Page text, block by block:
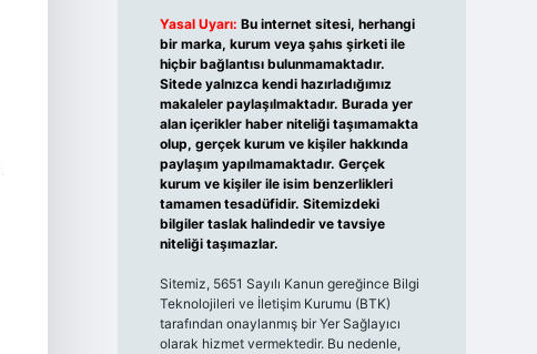
Yasal Uyarı: Bu internet sitesi, herhangi
bir marka, kurum veya şahıs şirketi ile
hiçbir bağlantısı bulunmamaktadır.
Sitede yalnızca kendi hazırladığımız
makaleler paylaşılmaktadır. Burada yer
alan içerikler haber niteliği taşımamakta
olup, gerçek kurum ve kişiler hakkında
paylaşım yapılmamaktadır. Gerçek
kurum ve kişiler ile isim benzerlikleri
tamamen tesadüfidir. Sitemizdeki
bilgiler taslak halindedir ve tavsiye
niteliği taşımazlar.
Sitemiz, 5651 Sayılı Kanun gereğince Bilgi
Teknolojileri ve İletişim Kurumu (BTK)
tarafından onaylanmış bir Yer Sağlayıcı
olarak hizmet vermektedir. Bu nedenle,